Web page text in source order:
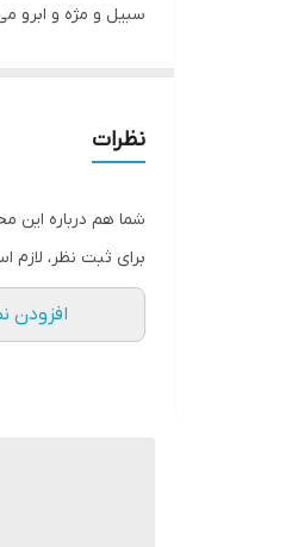
سبیل و مژه و ابرو
سرو کوهی درمان
نظرات
شما هم درباره این
برای ثبت نظر، لازم
افزودن